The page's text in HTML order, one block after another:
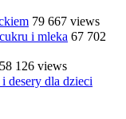
79 667 views
i mleka 67 702
58 126 views
desery dla dzieci